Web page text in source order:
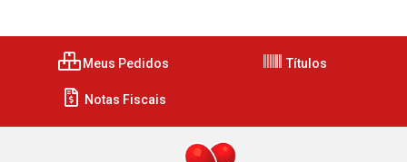
Meus Pedidos Títulos
Notas Fiscais